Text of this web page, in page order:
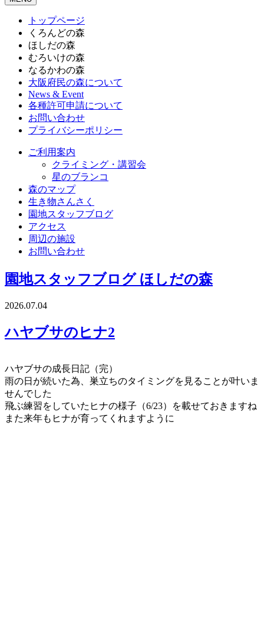
トップページ
くろんどの森
ほしだの森
むろいけの森
なるかわの森
大阪府民の森について
News & Event
各種許可申請について
お問い合わせ
プライバシーポリシー
ご利用案内
クライミング・講習会
星のブランコ
森のマップ
生き物さんさく
園地スタッフブログ
アクセス
周辺の施設
お問い合わせ
園地スタッフブログ ほしだの森
2026.07.04
ハヤブサのヒナ2
ハヤブサの成長日記（完）
雨の日が続いた為、巣立ちのタイミングを見ることが叶いま
せんでした
飛ぶ練習をしていたヒナの様子（6/23）を載せておきますね
また来年もヒナが育ってくれますように